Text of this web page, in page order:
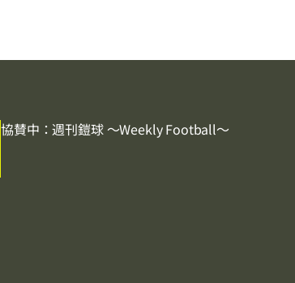
協賛中：週刊鎧球 〜Weekly Football〜